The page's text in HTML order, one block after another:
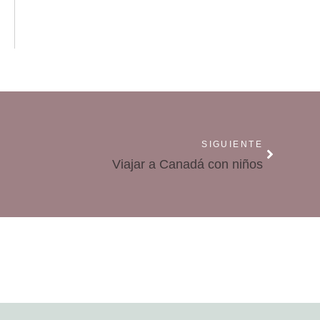
SIGUIENTE
Viajar a Canadá con niños